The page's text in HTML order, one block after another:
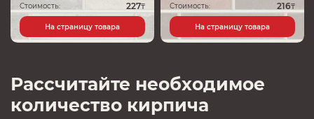
Стоимость:
227₸
На страницу товара
Стоимость: 216₸
На страницу товара
Рассчитайте необходимое
количество кирпича